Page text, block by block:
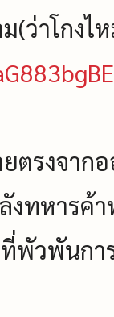
(ว่าโกง
ตรงจาก
งทหารค้
พัวพันก